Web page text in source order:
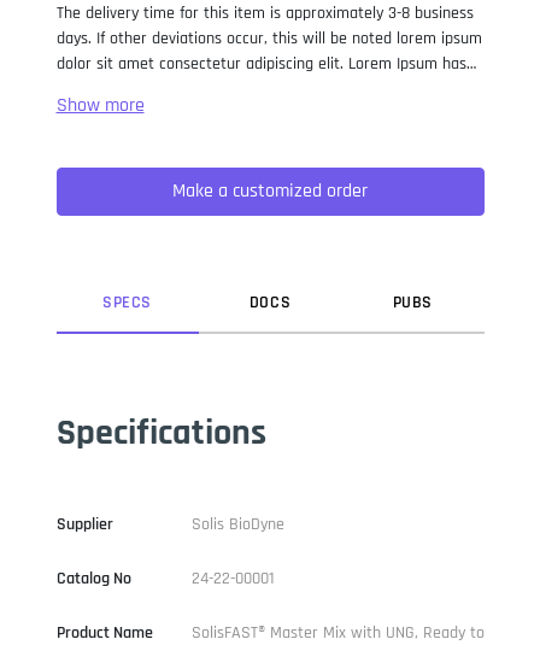
The delivery time for this item is approximately 3-8 business
days. If other deviations occur, this will be noted lorem ipsum
dolor sit amet consectetur adipiscing elit. Lorem Ipsum has
when an unknown printer took a galley of type and
not only five centuries, but also the leap into electronic
typesetting, remaining essentially unchanged. It was
popularised in the 1960s with the release of Letraset sheets
Make a customized order
SPECS DOCS PUBS
Specifications
Supplier Solis BioDyne
Catalog No 24-22-00001
Product Name
SolisFAST® Master Mix with UNG, Ready to